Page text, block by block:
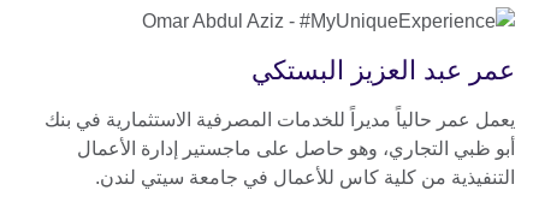
عمر عبد العزيز البستكي
يعمل عمر حالياً مديراً للخدمات المصرفية الاستثمارية في بنك
أبو ظبي التجاري، وهو حاصل على ماجستير إدارة الأعمال
التنفيذية من كلية كاس للأعمال في جامعة سيتي لندن.